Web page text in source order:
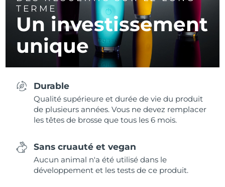
TERME
Un investissement
unique
Durable
Qualité supérieure et durée de vie du produit
de plusieurs années. Vous ne devez remplacer
les têtes de brosse que tous les 6 mois.
Sans cruauté et vegan
Aucun animal n'a été utilisé dans le
développement et les tests de ce produit.